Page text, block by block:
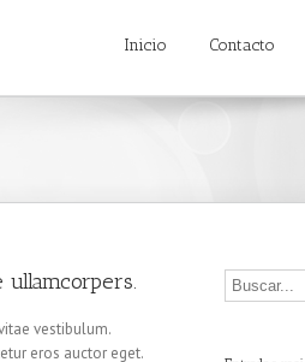
Inicio Contacto
ullamcorpers.
vestibulum.
eros auctor eget.